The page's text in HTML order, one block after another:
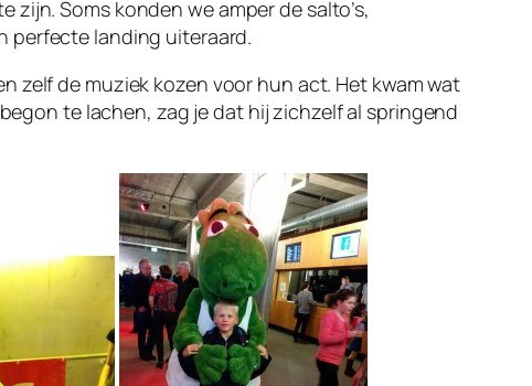
Soms konden we amper de salto’s,
perfecte landing uiteraard.
zelf de muziek kozen voor hun act. Het kwam wat
te lachen, zag je dat hij zichzelf al springend